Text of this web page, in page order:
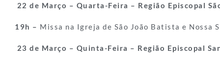
22 de Março – Quarta-Feira – Região Episcopal
19h – Missa na Igreja de São João Batista e Nossa
23 de Março – Quinta-Feira – Região Episcopal